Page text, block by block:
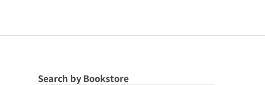
Search by Bookstore